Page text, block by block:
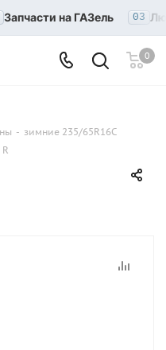
Запчасти на ГАЗель 03
0
- зимние 235/65R16C